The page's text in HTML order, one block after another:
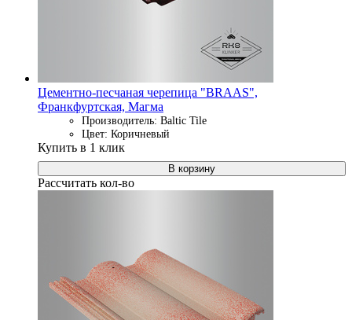
Цементно-песчаная черепица "BRAAS",
Франкфуртская, Магма
Производитель: Baltic Tile
Цвет: Коричневый
Купить в 1 клик
В корзину
Рассчитать кол-во